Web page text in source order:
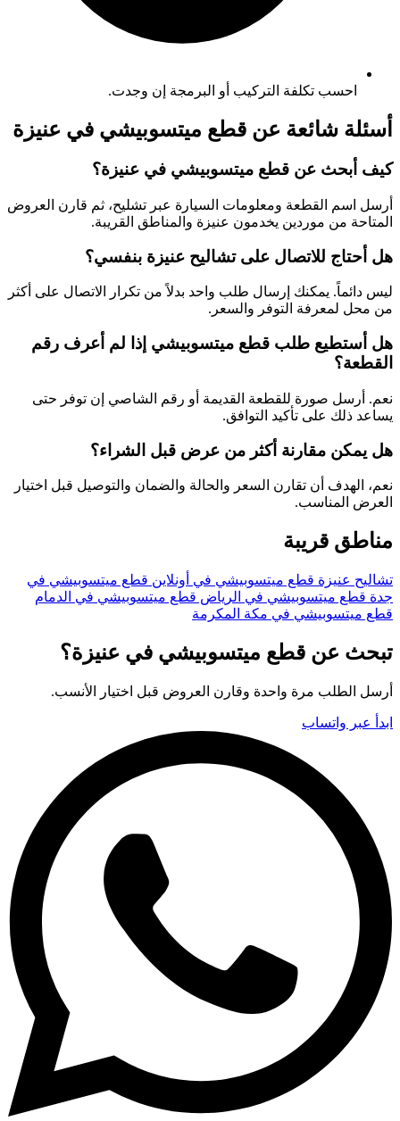
احسب تكلفة التركيب أو البرمجة إن وجدت.
أسئلة شائعة عن قطع ميتسوبيشي في عنيزة
كيف أبحث عن قطع ميتسوبيشي في عنيزة؟
أرسل اسم القطعة ومعلومات السيارة عبر تشليح، ثم قارن العروض
المتاحة من موردين يخدمون عنيزة والمناطق القريبة.
هل أحتاج للاتصال على تشاليح عنيزة بنفسي؟
ليس دائماً. يمكنك إرسال طلب واحد بدلاً من تكرار الاتصال على أكثر
من محل لمعرفة التوفر والسعر.
هل أستطيع طلب قطع ميتسوبيشي إذا لم أعرف رقم
القطعة؟
نعم. أرسل صورة للقطعة القديمة أو رقم الشاصي إن توفر حتى
يساعد ذلك على تأكيد التوافق.
هل يمكن مقارنة أكثر من عرض قبل الشراء؟
نعم، الهدف أن تقارن السعر والحالة والضمان والتوصيل قبل اختيار
العرض المناسب.
مناطق قريبة
تشاليح عنيزة قطع ميتسوبيشي في أونلاين قطع ميتسوبيشي في
جدة قطع ميتسوبيشي في الرياض قطع ميتسوبيشي في الدمام
قطع ميتسوبيشي في مكة المكرمة
تبحث عن قطع ميتسوبيشي في عنيزة؟
أرسل الطلب مرة واحدة وقارن العروض قبل اختيار الأنسب.
ابدأ عبر واتساب